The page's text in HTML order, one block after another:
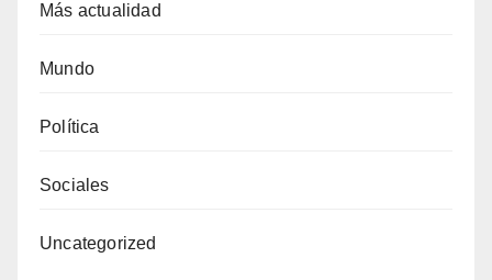
Más actualidad
Mundo
Política
Sociales
Uncategorized